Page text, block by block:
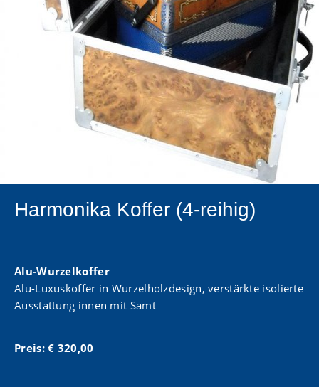
Harmonika Koffer (4-reihig)
Alu-Wurzelkoffer
Alu-Luxuskoffer in Wurzelholzdesign, verstärkte isolierte
Ausstattung innen mit Samt
Preis: € 320,00